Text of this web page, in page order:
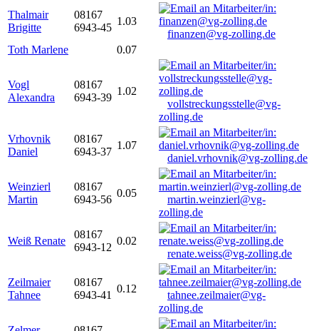
Thalmair
Brigitte
08167
6943-45
1.03
finanzen@vg-zolling.de
Toth Marlene
0.07
Vogl
Alexandra
08167
6943-39
1.02
vollstreckungsstelle@vg-
zolling.de
Vrhovnik
Daniel
08167
6943-37
1.07
daniel.vrhovnik@vg-zolling.de
Weinzierl
Martin
08167
6943-56
0.05
martin.weinzierl@vg-
zolling.de
Weiß Renate
08167
6943-12
0.02
renate.weiss@vg-zolling.de
Zeilmaier
Tahnee
08167
6943-41
0.12
tahnee.zeilmaier@vg-
zolling.de